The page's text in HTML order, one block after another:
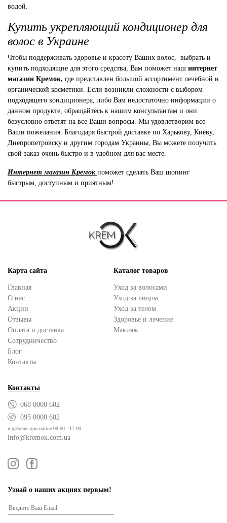
водой.
Купить укрепляющий кондиционер для
волос в Украине
Чтобы поддерживать здоровье и красоту Ваших волос, выбрать и
купить подходящие для этого средства, Вам поможет наш интернет
магазин Кремок, где представлен большой ассортимент лечебной и
органической косметики. Если возникли сложности с выбором
подходящего кондиционера, либо Вам недостаточно информации о
данном продукте, обращайтесь к нашим консультантам и они
безусловно ответят на все Ваши вопросы. Мы удовлетворим все
Ваши пожелания. Благодаря быстрой доставке по Харькову, Киеву,
Днепропетровску и другим городам Украины, Вы можете получить
свой заказ очень быстро и в удобном для вас месте.
Интернет магазин Кремок поможет сделать Ваш шопинг
быстрым, доступным и приятным!
Карта сайта
Главная
О нас
Акции
Отзывы
Оплата и доставка
Сотрудничество
Блог
Контакты
Каталог товаров
Уход за волосами
Уход за лицом
Уход за телом
Здоровье и лечение
Макияж
Контакты
068 0000 602
095 0000 602
в рабочие дни online 09:00 - 17:00
info@kremok.com.ua
Узнай о наших акциях первым!